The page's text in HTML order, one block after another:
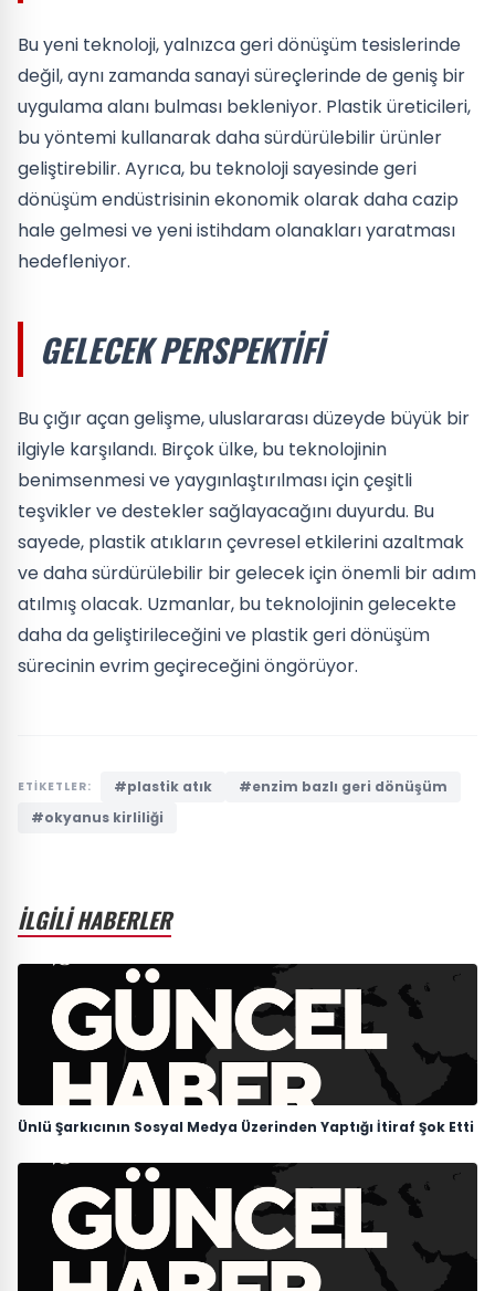
Bu yeni teknoloji, yalnızca geri dönüşüm tesislerinde
değil, aynı zamanda sanayi süreçlerinde de geniş bir
uygulama alanı bulması bekleniyor. Plastik üreticileri,
bu yöntemi kullanarak daha sürdürülebilir ürünler
geliştirebilir. Ayrıca, bu teknoloji sayesinde geri
dönüşüm endüstrisinin ekonomik olarak daha cazip
hale gelmesi ve yeni istihdam olanakları yaratması
hedefleniyor.
GELECEK PERSPEKTIFI
Bu çığır açan gelişme, uluslararası düzeyde büyük bir
ilgiyle karşılandı. Birçok ülke, bu teknolojinin
benimsenmesi ve yaygınlaştırılması için çeşitli
teşvikler ve destekler sağlayacağını duyurdu. Bu
sayede, plastik atıkların çevresel etkilerini azaltmak
ve daha sürdürülebilir bir gelecek için önemli bir adım
atılmış olacak. Uzmanlar, bu teknolojinin gelecekte
daha da geliştirileceğini ve plastik geri dönüşüm
sürecinin evrim geçireceğini öngörüyor.
ETİKETLER: #plastik atık
#enzim bazlı geri dönüşüm
#okyanus kirliliği
İLGİLİ HABERLER
Ünlü Şarkıcının Sosyal Medya Üzerinden Yaptığı İtiraf Şok Etti